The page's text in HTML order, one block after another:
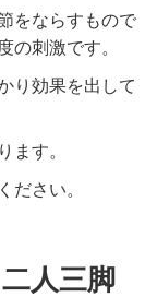
をならすもので
の刺激です。
り効果を出して
ます。
ださい。
人三脚